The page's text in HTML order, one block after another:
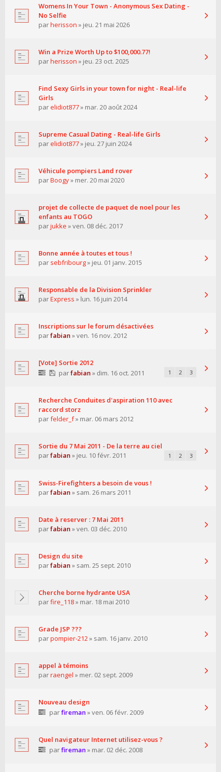
Womens In Your Town - Anonymous Sex Dating -
No Selfie
parherisson » jeu. 21 mai 2026
Win a Prize Worth Up to $100,000.77!
parherisson » jeu. 23 oct. 2025
Find Sexy Girls in your town for night - Real-life
Girls
parelidiot877» mar. 20 août 2024
Supreme Сasual Dating - Real-life Girls
parelidiot877» jeu. 27 juin 2024
Véhicule pompiers Land rover
parBoogy» mer. 20 mai 2020
projet de collecte de paquet de noel pour les
enfants au TOGO
parjukke » ven. 08 déc. 2017
Bonne année à toutes et tous !
par sebfribourg» jeu. 01 janv. 2015
Responsable de la Division Sprinkler
parExpress » lun. 16 juin 2014
Inscriptions sur le forum désactivées
parfabian » ven. 16 nov. 2012
[Vote] Sortie 2012
parfabian » dim. 16 oct. 2011 1 2 3
Recherche Conduites d'aspiration 110 avec
raccord storz
parfelder_f» mar. 06 mars 2012
Sortie du 7 Mai 2011 - De la terre au ciel
parfabian » jeu. 10 févr. 2011 1 2 3
Swiss-Firefighters a besoin de vous !
parfabian » sam. 26 mars 2011
Date à reserver : 7 Mai 2011
parfabian » ven. 03 déc. 2010
Design du site
parfabian » sam. 25 sept. 2010
Cherche borne hydrante USA
parfire_118» mar. 18 mai 2010
Grade JSP ???
parpompier-212» sam. 16 janv. 2010
appel à témoins
parraengel » mer. 02 sept. 2009
Nouveau design
parfireman » ven. 06 févr. 2009
Quel navigateur Internet utilisez-vous ?
parfireman » mar. 02 déc. 2008